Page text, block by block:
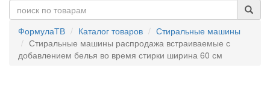
ФормулаТВ Каталог товаров
Стиральные машины
Стиральные машины распродажа встраиваемые с
добавлением белья во время стирки ширина 60 см